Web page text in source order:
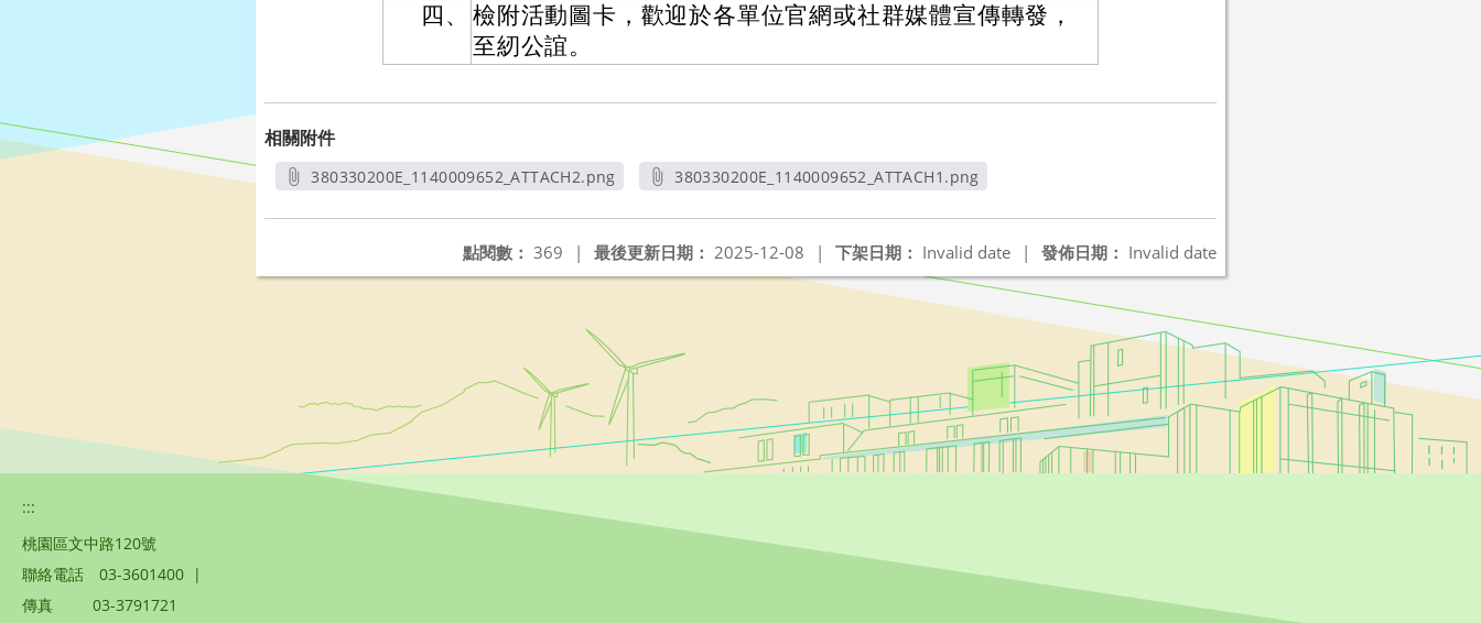
四、
檢附活動圖卡，歡迎於各單位官網或社群媒體宣傳轉發，
至紉公誼。
相關附件
380330200E_1140009652_ATTACH2.png
380330200E_1140009652_ATTACH1.png
發佈日期： Invalid date
下架日期： Invalid date |
最後更新日期： 2025-12-08 |
點閱數： 369 |
:::
桃園區文中路120號
聯絡電話
03-3601400 |
傳真
03-3791721